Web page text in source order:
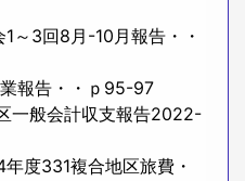
～3回8月-10月報告・・
報告・・ｐ95-97
一般会計収支報告2022-
度331複合地区旅費・